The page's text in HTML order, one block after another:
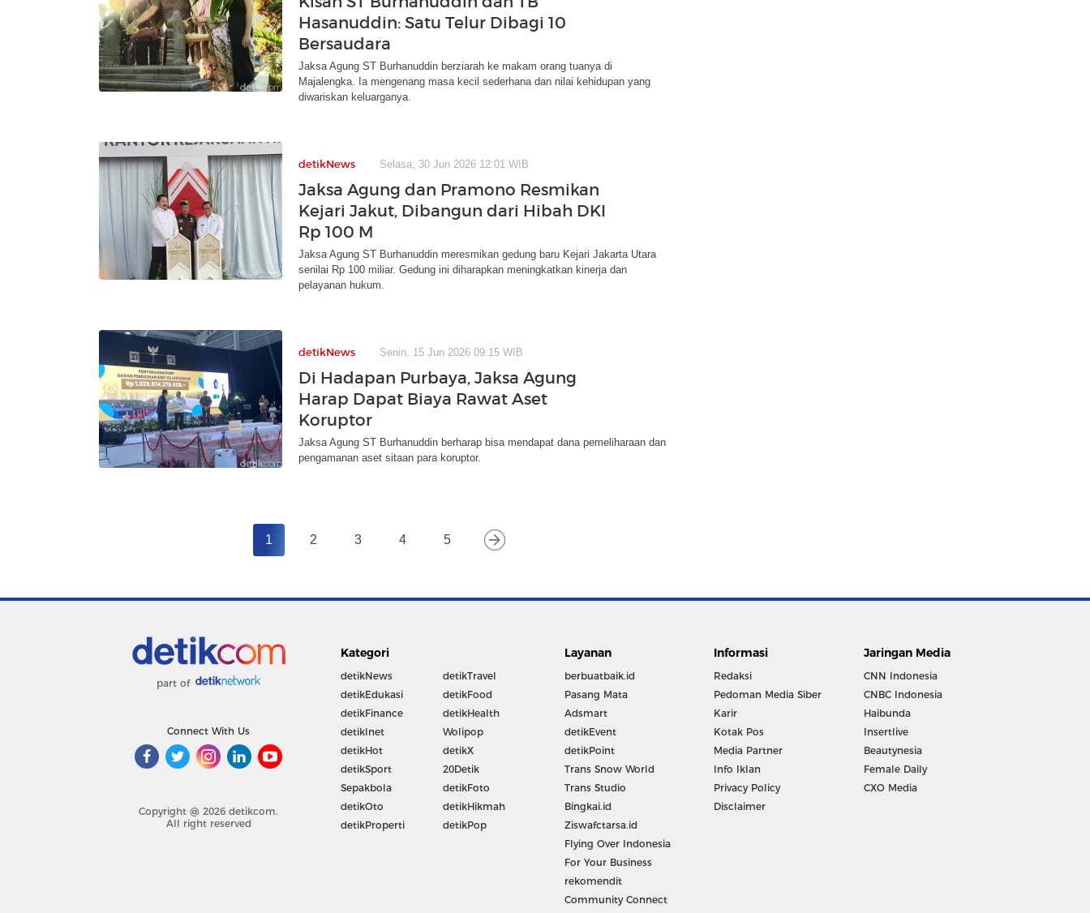
Hasanuddin: Satu Telur Dibagi 10
Bersaudara
Jaksa Agung ST Burhanuddin berziarah ke makam orang tuanya di
Majalengka. Ia mengenang masa kecil sederhana dan nilai kehidupan yang
diwariskan keluarganya.
detikNews Selasa, 30 Jun 2026 12:01 WIB
Jaksa Agung dan Pramono Resmikan
Kejari Jakut, Dibangun dari Hibah DKI
Rp 100 M
Jaksa Agung ST Burhanuddin meresmikan gedung baru Kejari Jakarta Utara
senilai Rp 100 miliar. Gedung ini diharapkan meningkatkan kinerja dan
pelayanan hukum.
detikNews Senin, 15 Jun 2026 09:15 WIB
Di Hadapan Purbaya, Jaksa Agung
Harap Dapat Biaya Rawat Aset
Koruptor
Jaksa Agung ST Burhanuddin berharap bisa mendapat dana pemeliharaan dan
pengamanan aset sitaan para koruptor.
1 2 3 4 5
part of
Connect With Us
Copyright @ 2026 detikcom.
All right reserved
Kategori
detikNews
detikEdukasi
detikFinance
detikInet
detikHot
detikSport
Sepakbola
detikOto
detikProperti
detikTravel
detikFood
detikHealth
Wolipop
detikX
20Detik
detikFoto
detikHikmah
detikPop
Layanan
berbuatbaik.id
Pasang Mata
Adsmart
detikEvent
detikPoint
Trans Snow World
Trans Studio
Bingkai.id
Ziswafctarsa.id
Flying Over Indonesia
For Your Business
rekomendit
Community Connect
Informasi
Redaksi
Pedoman Media Siber
Karir
Kotak Pos
Media Partner
Info Iklan
Privacy Policy
Disclaimer
Jaringan Media
CNN Indonesia
CNBC Indonesia
Haibunda
Insertlive
Beautynesia
Female Daily
CXO Media